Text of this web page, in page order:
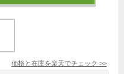
価格と在庫を楽天でチェック >>